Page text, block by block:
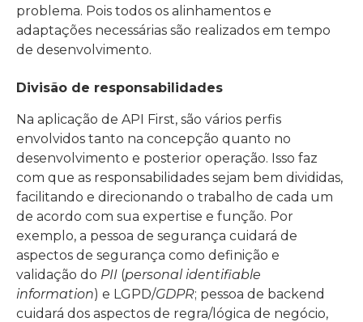
problema. Pois todos os alinhamentos e
adaptações necessárias são realizados em tempo
de desenvolvimento.
Divisão de responsabilidades
Na aplicação de API First, são vários perfis
envolvidos tanto na concepção quanto no
desenvolvimento e posterior operação. Isso faz
com que as responsabilidades sejam bem divididas,
facilitando e direcionando o trabalho de cada um
de acordo com sua expertise e função. Por
exemplo, a pessoa de segurança cuidará de
aspectos de segurança como definição e
validação do PII (personal identifiable
information) e LGPD/GDPR; pessoa de backend
cuidará dos aspectos de regra/lógica de negócio,